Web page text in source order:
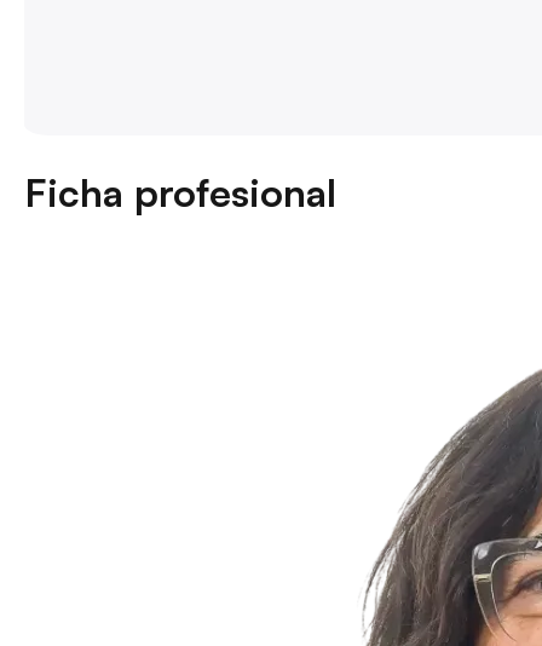
Ficha profesional